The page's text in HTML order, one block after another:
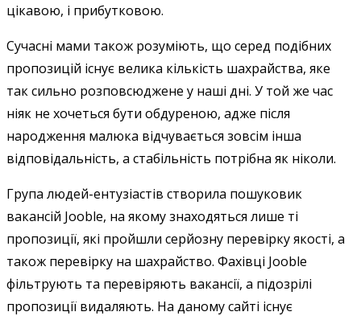
цікавою, і прибутковою.
Сучасні мами також розуміють, що серед подібних
пропозицій існує велика кількість шахрайства, яке
так сильно розповсюджене у наші дні. У той же час
ніяк не хочеться бути обдуреною, адже після
народження малюка відчувається зовсім інша
відповідальність, а стабільність потрібна як ніколи.
Група людей-ентузіастів створила пошуковик
вакансій Jooble, на якому знаходяться лише ті
пропозиції, які пройшли серйозну перевірку якості, а
також перевірку на шахрайство. Фахівці Jooble
фільтрують та перевіряють вакансії, а підозрілі
пропозиції видаляють. На даному сайті існує